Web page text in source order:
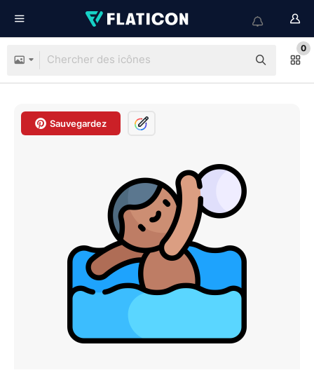
0
Sauvegardez